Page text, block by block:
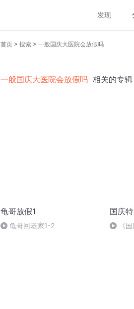
发现
首页 > 搜索 > 一般国庆大医院会放假吗
一般国庆大医院会放假吗 相关的专辑
龟哥放假1
龟哥回老家1-2
国庆
《